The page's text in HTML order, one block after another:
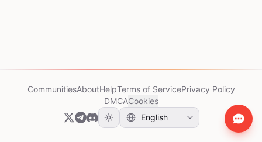
CommunitiesAboutHelpTerms of ServicePrivacy Policy
DMCACookies